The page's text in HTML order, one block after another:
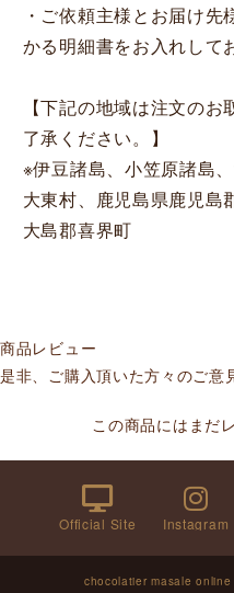
・ご依頼主様とお届け
かる明細書をお入れして
【下記の地域は注文のお
了承ください。】
※伊豆諸島、小笠原諸島
大東村、鹿児島県鹿児島
大島郡喜界町
商品レビュー
是非、ご購入頂いた方々のご意
この商品にはまだ
Official Site Instagram
chocolatier masale